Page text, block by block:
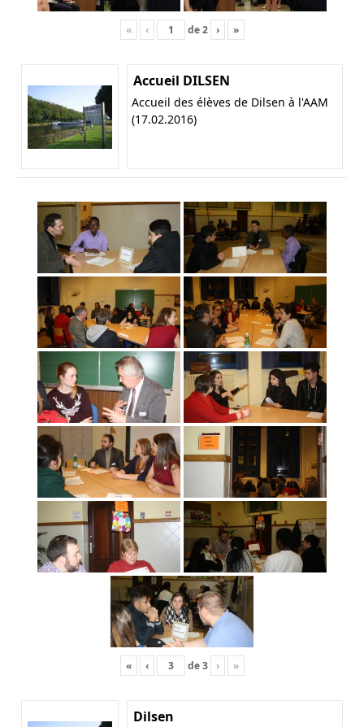
« ‹ de2 › »
Accueil DILSEN
Accueil des élèves de Dilsen à l'AAM
(17.02.2016)
« ‹ de3 › »
Dilsen